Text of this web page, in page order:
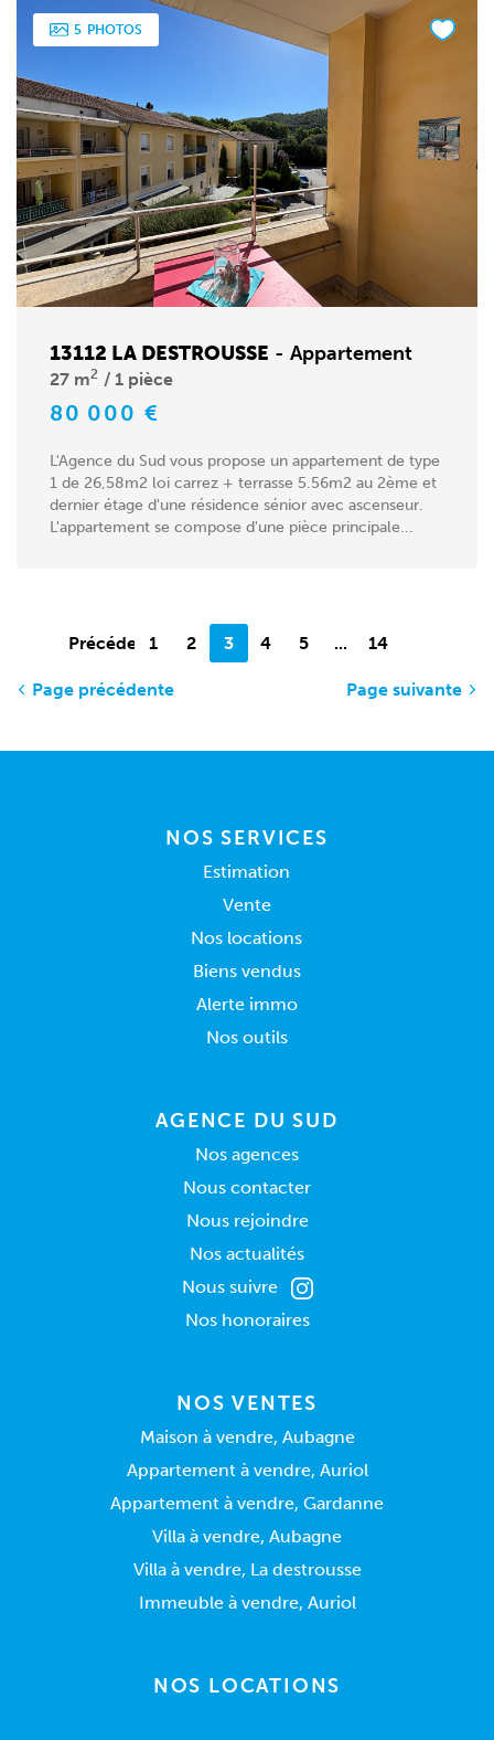
5 PHOTOS
13112 LA DESTROUSSE - Appartement
27 m2 1 pièce
80 000 €
L'Agence du Sud vous propose un appartement de type
1 de 26,58m2 loi carrez + terrasse 5.56m2 au 2ème et
dernier étage d'une résidence sénior avec ascenseur.
L'appartement se compose d'une pièce principale...
Précédente
1 2 3 4 5 ... 14
Page précédente Page suivante
NOS SERVICES
Estimation
Vente
Nos locations
Biens vendus
Alerte immo
Nos outils
AGENCE DU SUD
Nos agences
Nous contacter
Nous rejoindre
Nos actualités
Nous suivre
Nos honoraires
NOS VENTES
Maison à vendre, Aubagne
Appartement à vendre, Auriol
Appartement à vendre, Gardanne
Villa à vendre, Aubagne
Villa à vendre, La destrousse
Immeuble à vendre, Auriol
NOS LOCATIONS